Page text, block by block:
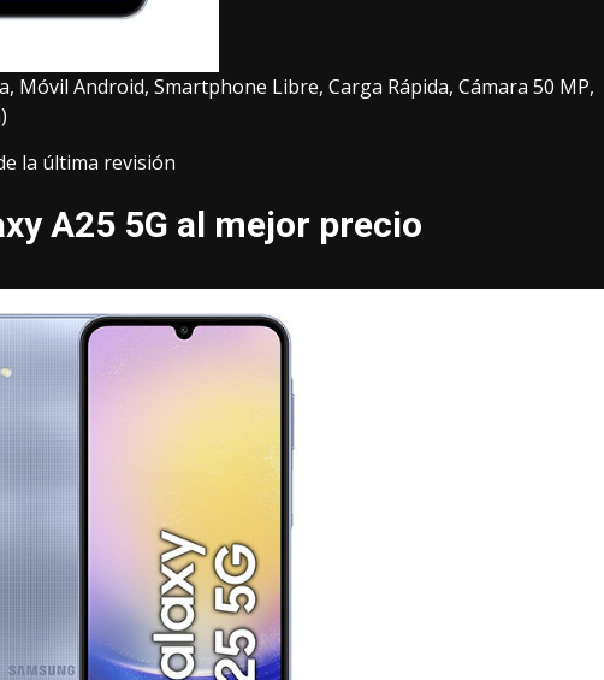
Móvil Android, Smartphone Libre, Carga Rápida, Cámara 50 MP,
la última revisión
A25 5G al mejor precio